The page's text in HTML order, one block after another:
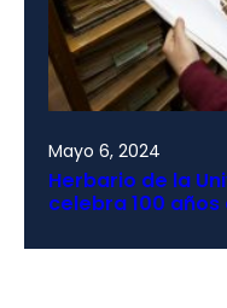
Mayo 6, 2024
Herbario de la
celebra 100